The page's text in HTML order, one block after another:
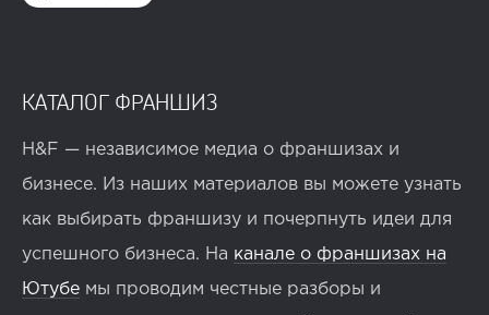
КАТАЛОГ ФРАНШИЗ
H&F — независимое медиа о франшизах и
бизнесе. Из наших материалов вы можете узнать
как выбирать франшизу и почерпнуть идеи для
успешного бизнеса. На канале о франшизах на
Ютубе мы проводим честные разборы и